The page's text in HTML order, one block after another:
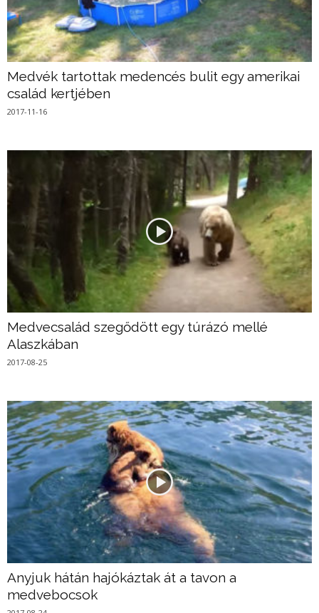
Medvék tartottak medencés bulit egy amerikai
család kertjében
2017-11-16
Medvecsalád szegődött egy túrázó mellé
Alaszkában
2017-08-25
Anyjuk hátán hajókáztak át a tavon a
medvebocsok